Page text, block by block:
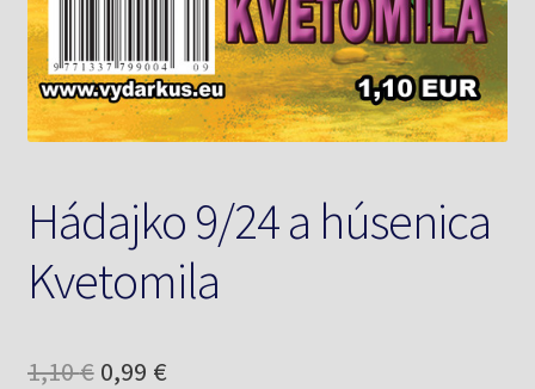
Hádajko 9/24 a húsenica
Kvetomila
1,10€ Pôvodná
0,99 €Aktuálna